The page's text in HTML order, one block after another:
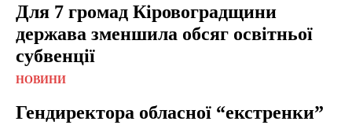
Для 7 громад Кіровоградщини
держава зменшила обсяг освітньої
субвенції
НОВИНИ
Гендиректора обласної “екстренки”